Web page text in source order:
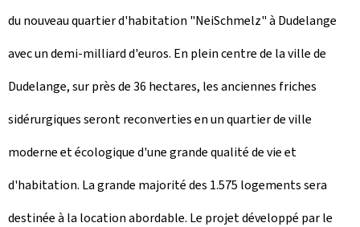
l
e
du nouveau quartier d'habitation "NeiSchmelz" à Dudelange
avec un demi-milliard d'euros. En plein centre de la ville de
Dudelange, sur près de 36 hectares, les anciennes friches
sidérurgiques seront reconverties en un quartier de ville
moderne et écologique d'une grande qualité de vie et
d'habitation. La grande majorité des 1.575 logements sera
destinée à la location abordable. Le projet développé par le